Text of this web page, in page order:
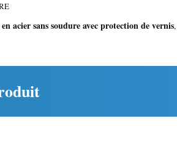
acier sans soudure avec protection de vernis,